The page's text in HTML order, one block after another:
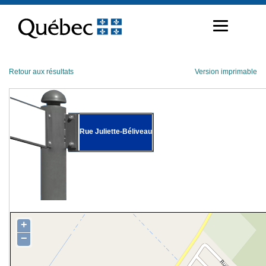
contenu
Retour aux résultats Version imprimable
Rue Juliette-Béliveau
+
−